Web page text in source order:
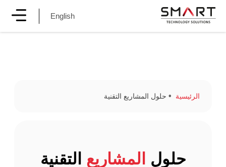
English
الرئيسية حلول المشاريع التقنية
حلول المشاريع التقنية